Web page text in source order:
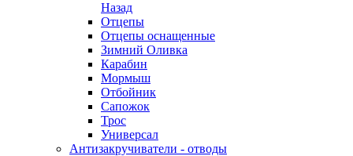
Назад
Отцепы
Отцепы оснащенные
Зимний Оливка
Карабин
Мормыш
Отбойник
Сапожок
Трос
Универсал
Антизакручиватели - отводы